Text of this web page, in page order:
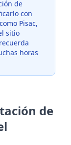
de
con
Pisac,
sitio
horas
de